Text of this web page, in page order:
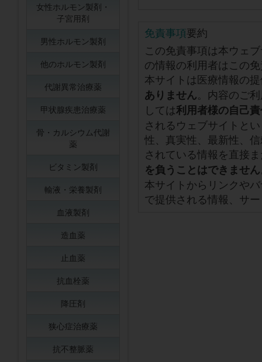
免責事項要約
この免責事項は本ウェ
の情報の利用者はこの
本サイトは医療情報の
ありません。内容のご
しては利用者様の自己
されるウェブサイトと
性、真実性、最新性、
されている情報を直接
を負うことはできません
本サイトからリンクや
で提供される情報、サ
女性ホルモン製剤・
子宮用剤
男性ホルモン製剤
他のホルモン製剤
代謝異常治療薬
甲状腺疾患治療薬
骨・カルシウム代謝
薬
ビタミン製剤
輸液・栄養製剤
血液製剤
造血薬
止血薬
抗血栓薬
降圧剤
狭心症治療薬
抗不整脈薬